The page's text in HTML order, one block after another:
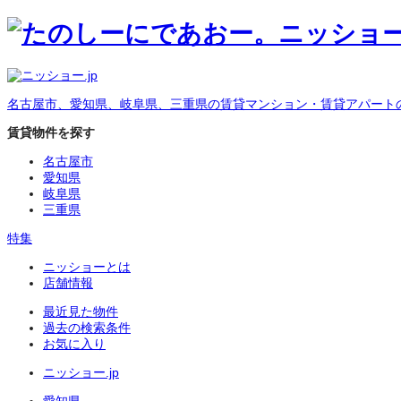
名古屋市、愛知県、岐阜県、三重県の賃貸マンション・賃貸アパート
賃貸物件を探す
名古屋市
愛知県
岐阜県
三重県
特集
ニッショーとは
店舗情報
最近見た物件
過去の検索条件
お気に入り
ニッショー.jp